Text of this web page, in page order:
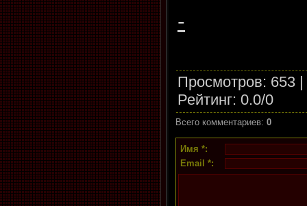
-
Просмотров: 653 |
Рейтинг: 0.0/0
Всего комментариев: 0
Имя *:
Email *: